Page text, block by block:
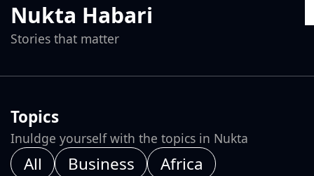
Nukta Habari
Stories that matter
Topics
Inuldge yourself with the topics in Nukta
All Business Africa